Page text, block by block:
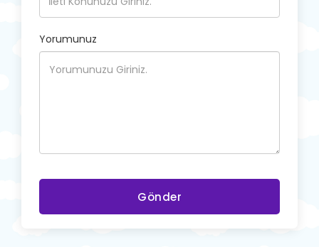
Yorumunuz
Gönder